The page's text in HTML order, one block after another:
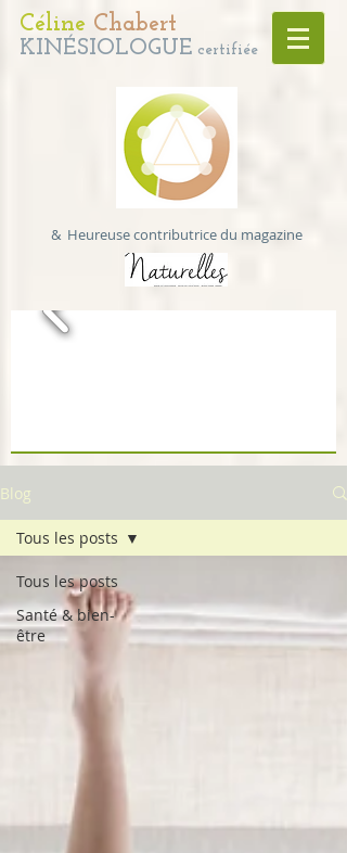
Céline Chabert
KINÉSIOLOGUE certifiée
& Heureuse contributrice du magazine
Blog
Tous les posts
Santé & bien-
être
Tous les posts